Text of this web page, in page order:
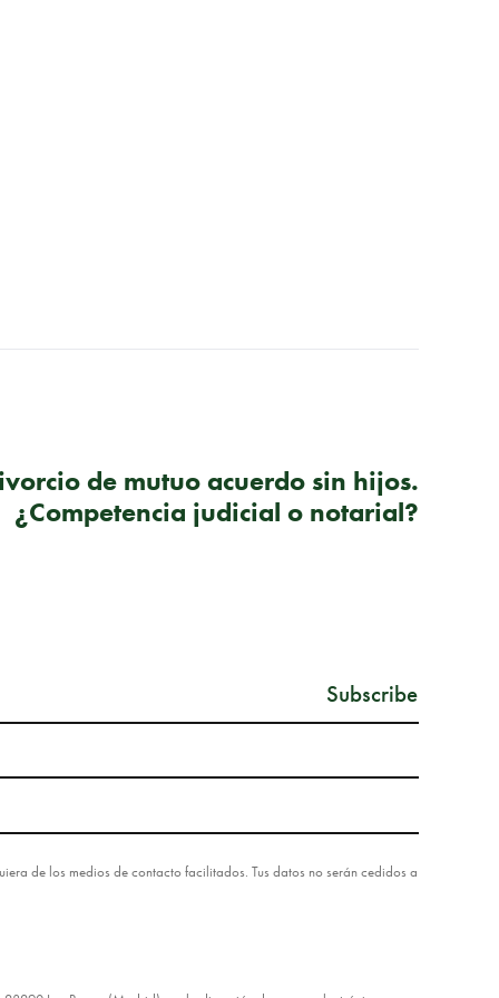
de mutuo acuerdo sin hijos.
¿Competencia judicial o notarial?
de los medios de contacto facilitados. Tus datos no serán cedidos a